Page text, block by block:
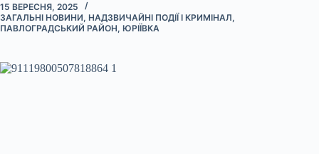
15 ВЕРЕСНЯ, 2025
ЗАГАЛЬНІ НОВИНИ, НАДЗВИЧАЙНІ ПОДІЇ І КРИМІНАЛ,
ПАВЛОГРАДСЬКИЙ РАЙОН, ЮРІЇВКА